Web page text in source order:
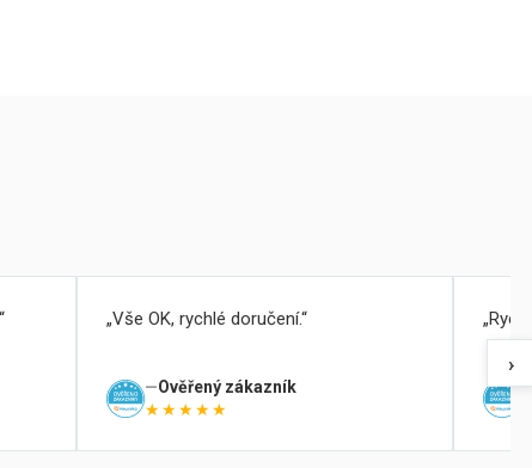
Vše OK, rychlé doručení.
Ověřený zákazník
★★★★★
›